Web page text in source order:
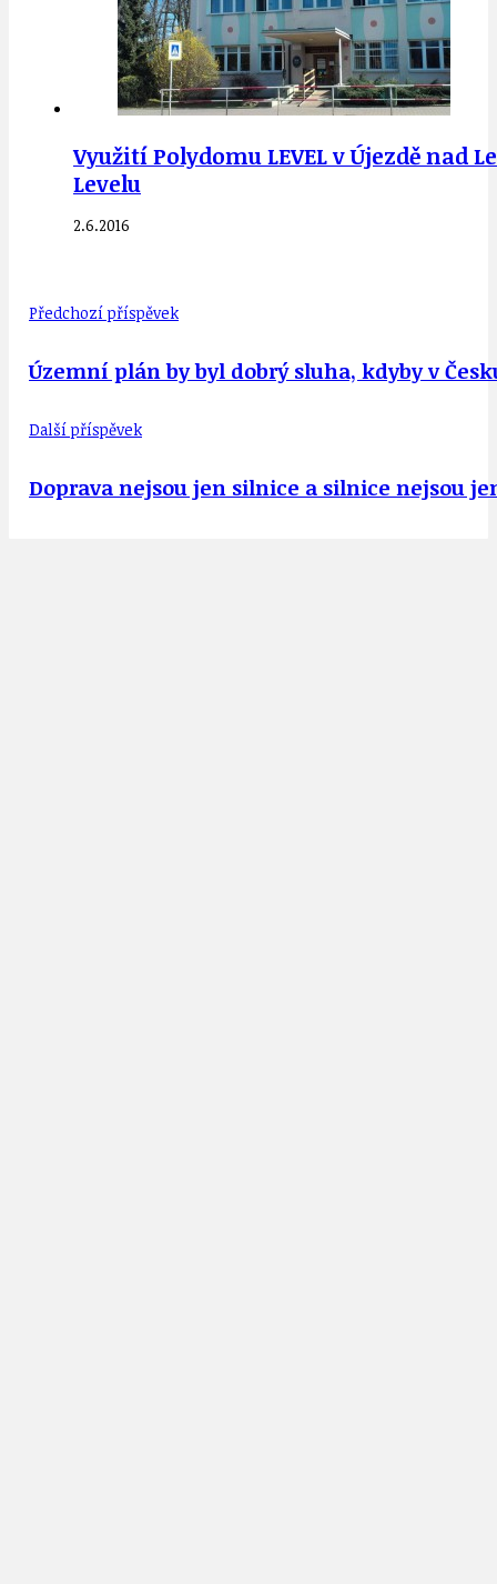
Využití Polydomu LEVEL v Újezdě nad
Levelu
2.6.2016
Předchozí příspěvek
Územní plán by byl dobrý sluha, kdyby v
Další příspěvek
Doprava nejsou jen silnice a silnice nejsou